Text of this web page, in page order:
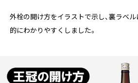
外栓の開け方をイラストで示し、裏ラベ
的にわかりやすくしました。